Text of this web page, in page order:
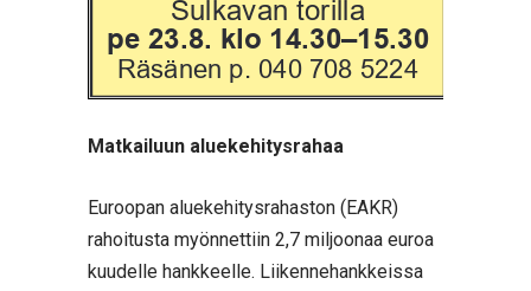
Matkailuun aluekehitysrahaa
Euroopan aluekehitysrahaston (EAKR)
rahoitusta myönnettiin 2,7 miljoonaa euroa
kuudelle hankkeelle. Liikennehankkeissa